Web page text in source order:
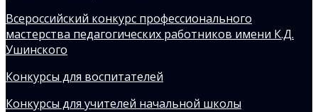
Всероссийский конкурс профессионального
мастерства педагогических работников имени К.Д.
Ушинского
Конкурсы для воспитателей
Конкурсы для учителей начальной школы